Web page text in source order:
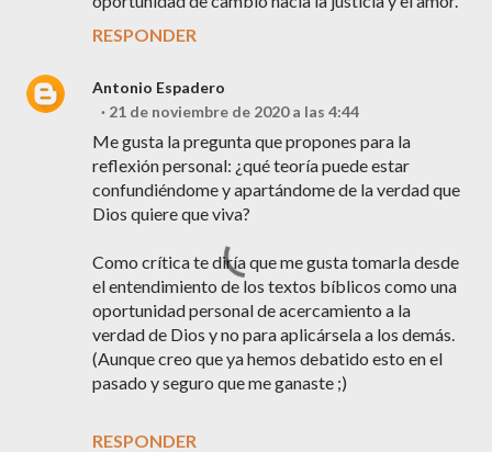
RESPONDER
Antonio Espadero
21 de noviembre de 2020 a las 4:44
Me gusta la pregunta que propones para la
reflexión personal: ¿qué teoría puede estar
confundiéndome y apartándome de la verdad que
Dios quiere que viva?
Como crítica te diría que me gusta tomarla desde
el entendimiento de los textos bíblicos como una
oportunidad personal de acercamiento a la
verdad de Dios y no para aplicársela a los demás.
(Aunque creo que ya hemos debatido esto en el
pasado y seguro que me ganaste ;)
RESPONDER